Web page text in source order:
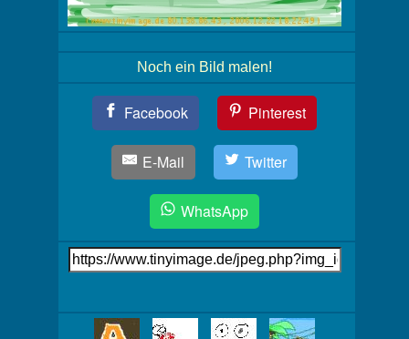
Noch ein Bild malen!
Facebook Pinterest
E-Mail Twitter
WhatsApp
Link
auf's